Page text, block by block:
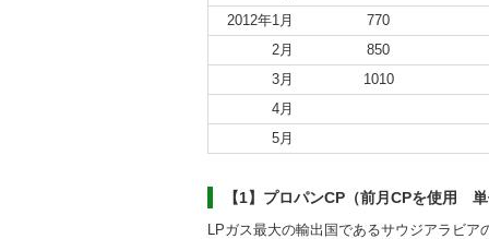
2012年1月
770
2月
850
3月
1010
4月
5月
【1】プロパンCP（前月CPを使用
LPガス最大の輸出国であるサウジアラビ